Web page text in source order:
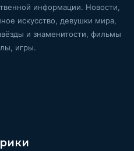
информации. Новости,
искусство, девушки мира,
и знаменитости, фильмы
игры.